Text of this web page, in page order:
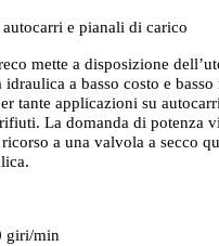
e pianali di carico
mette a disposizione
a basso costo e
tante applicazioni su
La domanda di potenza
a una valvola a secco
giri/min